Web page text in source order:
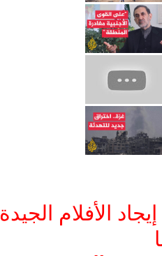
الأفلام الجيدة